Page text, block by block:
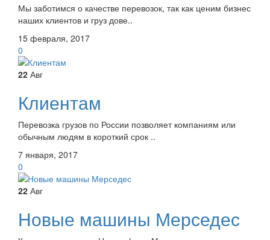
Мы заботимся о качестве перевозок, так как ценим бизнес
наших клиентов и груз дове..
15 февраля, 2017
0
22 Авг
Клиентам
Перевозка грузов по России позволяет компаниям или
обычным людям в короткий срок ..
7 января, 2017
0
22 Авг
Новые машины Мерседес